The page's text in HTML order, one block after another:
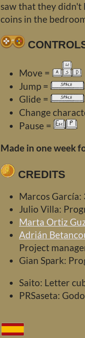
saw that they didn't
coins in the
Move =
Jump =
Glide =
Change
Pause =
Made in one week
CREDITS
Marcos
Julio Villa:
Marta Ortiz
Adrián
Project
Gian Spark:
Saito: Letter
PRSaseta: